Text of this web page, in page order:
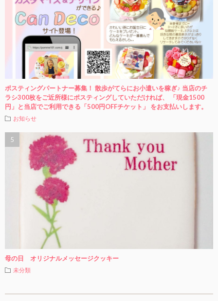
ポスティングパートナー募集！ 散歩がてらにお小遣いを稼ぎ♪ 当店のチ
ラシ300枚をご近所様にポスティングしていただければ、 「現金1500
円」と当店でご利用できる「500円OFFチケット」 をお支払いします。
お知らせ
母の日 オリジナルメッセージクッキー
未分類